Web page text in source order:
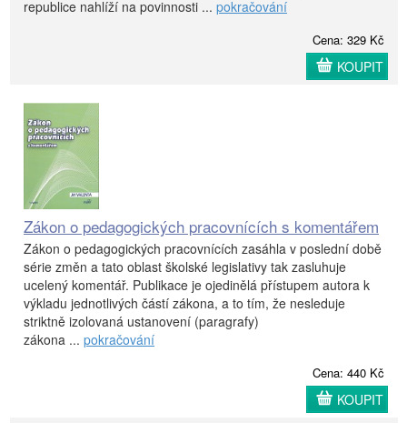
republice nahlíží na povinnosti ... pokračování
Cena: 329 Kč
KOUPIT
Zákon o pedagogických pracovnících s komentářem
Zákon o pedagogických pracovnících zasáhla v poslední době
série změn a tato oblast školské legislativy tak zasluhuje
ucelený komentář. Publikace je ojedinělá přístupem autora k
výkladu jednotlivých částí zákona, a to tím, že nesleduje
striktně izolovaná ustanovení (paragrafy)
zákona ... pokračování
Cena: 440 Kč
KOUPIT